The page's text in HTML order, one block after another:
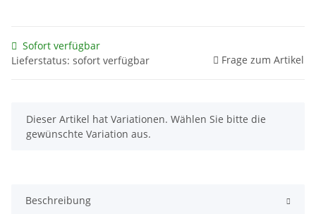
Sofort verfügbar
Lieferstatus: sofort verfügbar
Frage zum Artikel
x
Dieser Artikel hat Variationen. Wählen Sie bitte die
gewünschte Variation aus.
Beschreibung